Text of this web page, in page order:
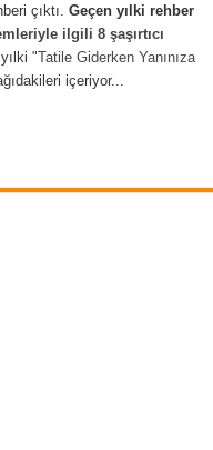
çıktı. Geçen yılki rehber
ilgili 8 şaşırtıcı
"Tatile Giderken Yanınıza
içeriyor...